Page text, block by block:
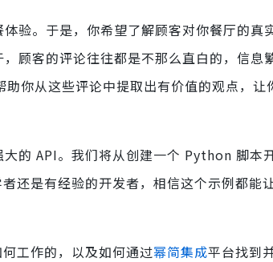
验。于是，你希望了解顾客对你餐厅的真
顾客的评论往往都是不那么直白的，信息
你从这些评论中提取出有价值的观点，让
的 API。我们将从创建一个 Python 脚本
还是有经验的开发者，相信这个示例都能
工作的，以及如何通过幂简集成平台找到